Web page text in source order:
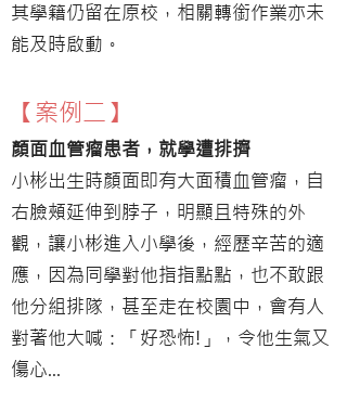
其學籍仍留在原校，相關轉銜作業亦未
能及時啟動​。
【案例二】
顏面血管瘤患者，就學遭排擠
小彬出生時顏面即有大面積血管瘤，自
右臉頰延伸到脖子，明顯且特殊的外
觀，讓小彬進入小學後，經歷辛苦的適
應，因為同學對他指指點點，也不敢跟
他分組排隊，甚至走在校園中，會有人
對著他大喊：「好恐怖!」，令他生氣又
傷心...